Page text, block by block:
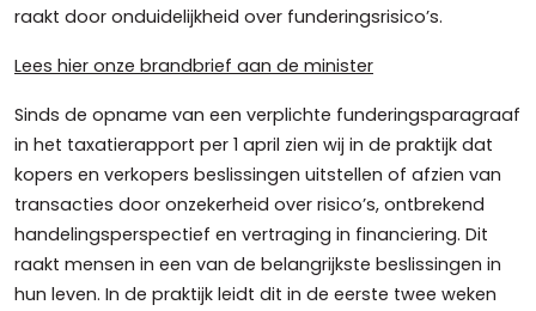
raakt door onduidelijkheid over funderingsrisico’s.
Lees hier onze brandbrief aan de minister
Sinds de opname van een verplichte funderingsparagraaf
in het taxatierapport per 1 april zien wij in de praktijk dat
kopers en verkopers beslissingen uitstellen of afzien van
transacties door onzekerheid over risico’s, ontbrekend
handelingsperspectief en vertraging in financiering. Dit
raakt mensen in een van de belangrijkste beslissingen in
hun leven. In de praktijk leidt dit in de eerste twee weken